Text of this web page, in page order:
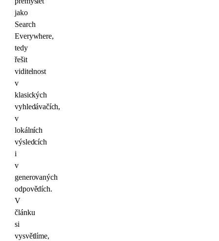
jako
Search
Everywhere,
tedy
řešit
viditelnost
v
klasických
vyhledávačích,
v
lokálních
výsledcích
i
v
generovaných
odpovědích.
V
článku
si
vysvětlíme,